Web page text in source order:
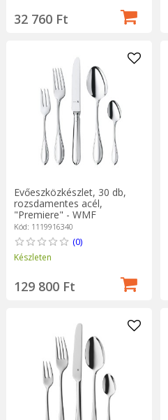
32 760 Ft
Evőeszközkészlet, 30 db,
rozsdamentes acél,
"Premiere" - WMF
Kód: 1119916340
(0)
Készleten
129 800 Ft